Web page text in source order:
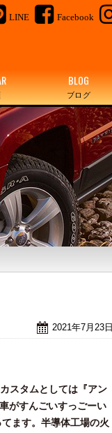
LINE Facebook
BLOG
ブログ
2021年7月23日
スタムとしては『アン
がすんごいすっごーい
ます。半導体工場の火